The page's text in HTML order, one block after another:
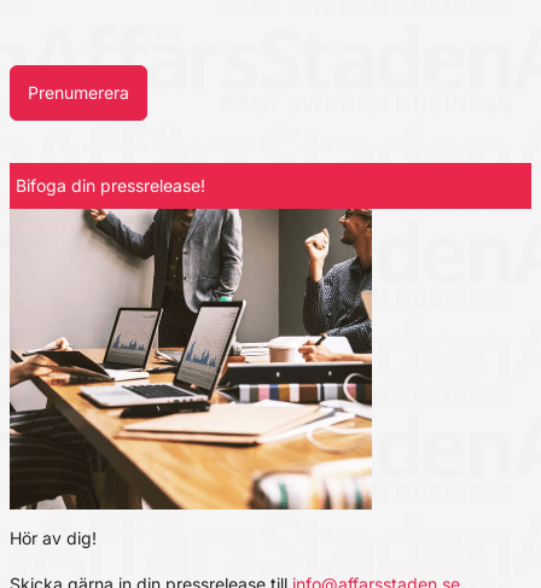
Prenumerera
Bifoga din pressrelease!
Hör av dig!
Skicka gärna in din pressrelease till info@affarsstaden.se.